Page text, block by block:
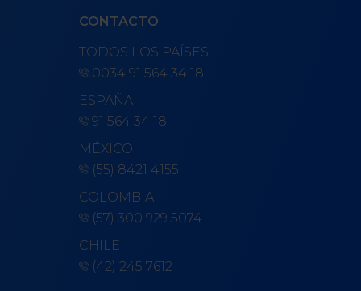
CONTACTO
TODOS LOS PAÍSES
0034 91 564 34 18
ESPAÑA
91 564 34 18
MÉXICO
(55) 8421 4155
COLOMBIA
(57) 300 929 5074
CHILE
(42) 245 7612